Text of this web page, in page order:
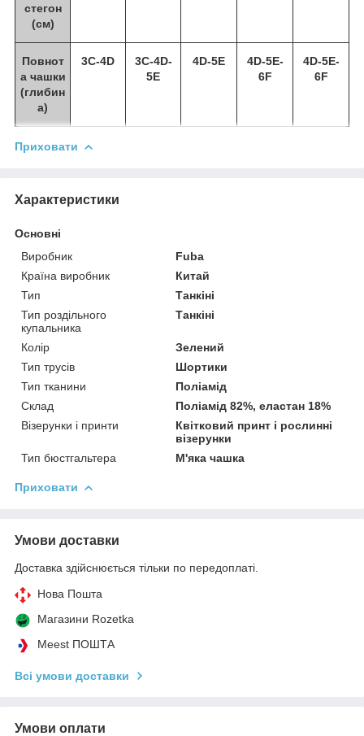
стегон
(см)
Повнот
а чашки
(глибин
а)
3C-4D
3C-4D-
5E
4D-5E
4D-5E-
6F
4D-5E-
6F
Приховати
Характеристики
Основні
Виробник
Fuba
Країна виробник
Китай
Тип
Танкіні
Тип роздільного
купальника
Танкіні
Колір
Зелений
Тип трусів
Шортики
Тип тканини
Поліамід
Склад
Поліамід 82%, еластан 18%
Візерунки і принти
Квітковий принт і рослинні
візерунки
Тип бюстгальтера
М'яка чашка
Приховати
Умови доставки
Доставка здійснюється тільки по передоплаті.
Нова Пошта
Магазини Rozetka
Meest ПОШТА
Всі умови доставки
Умови оплати